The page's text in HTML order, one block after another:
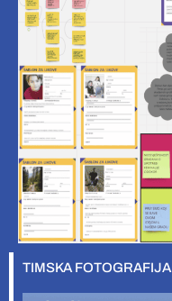
TIMSKA FOTOGRAFIJA